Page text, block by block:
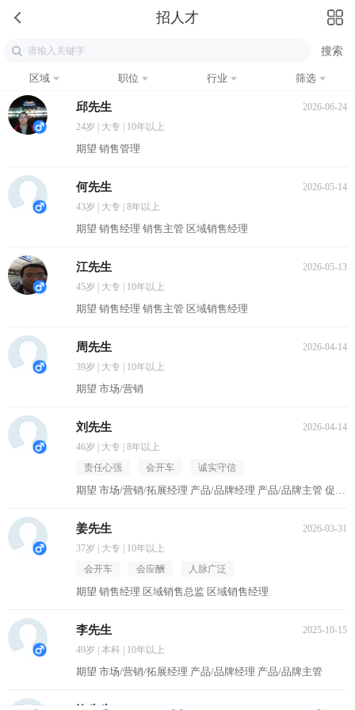
招人才
区域 职位 行业 筛选
邱先生
2026-06-24
24岁 | 大专 | 10年以上
期望 销售管理
何先生
2026-05-14
43岁 | 大专 | 8年以上
期望 销售经理 销售主管 区域销售经理
江先生
2026-05-13
45岁 | 大专 | 10年以上
期望 销售经理 销售主管 区域销售经理
周先生
2026-04-14
39岁 | 大专 | 10年以上
期望 市场/营销
刘先生
2026-04-14
46岁 | 大专 | 8年以上
责任心强
会开车 诚实守信
期望 市场/营销/拓展经理 产品/品牌经理 产品/品牌主管 促销主管/督导 区域销售经理
姜先生
2026-03-31
37岁 | 大专 | 10年以上
会开车
会应酬 人脉广泛
期望 销售经理 区域销售总监 区域销售经理
李先生
2025-10-15
49岁 | 本科 | 10年以上
期望 市场/营销/拓展经理 产品/品牌经理 产品/品牌主管